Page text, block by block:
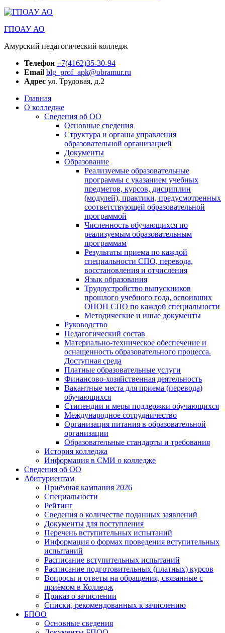
ГПОАУ АО
Амурский педагогический колледж
Телефон +7(4162)35-30-94
Email blg_prof_apk@obramur.ru
Адрес ул. Трудовая, д.2
Главная
О колледже
Сведения об ОО
Основные сведения
Структура и органы управления
образовательной организацией
Документы
Образование
Реализуемые образовательные
программы с указанием учебных
предметов, курсов, дисциплин
(модулей), практики, предусмотренных
соответствующей образовательной
программой
Численность обучающихся по
реализуемым образовательным
программам
Результаты приема по каждой
специальности СПО, перевода,
восстановления и отчисления
Язык образования
Трудоустройство выпускников
прошлого учебного года, освоивших
ОПОП СПО по каждой специальности
Методические и иные документы
Руководство
Педагогический состав
Материально-техническое обеспечение и
оснащенность образовательного процесса.
Доступная среда
Платные образовательные услуги
Финансово-хозяйственная деятельность
Вакантные места для приема (перевода)
обучающихся
Стипендии и меры поддержки обучающихся
Международное сотрудничество
Организация питания в образовательной
организации
Образовательные стандарты и требования
История колледжа
Информация в СМИ о колледже
Сведения об ОО
Абитуриентам
Приёмная кампания 2026
Специальности
Рейтинг
Сведения о количестве поданных заявлений
Документы для поступления
Перечень вступительных испытаний
Информация о формах проведения вступительных
испытаний
Расписание вступительных испытаний
Расписание подготовительных (платных) курсов
Вопросы и ответы на обращения, связанные с
приёмом в Колледж
Приказ о зачислении
Списки, рекомендованных к зачислению
БПОО
Основные сведения